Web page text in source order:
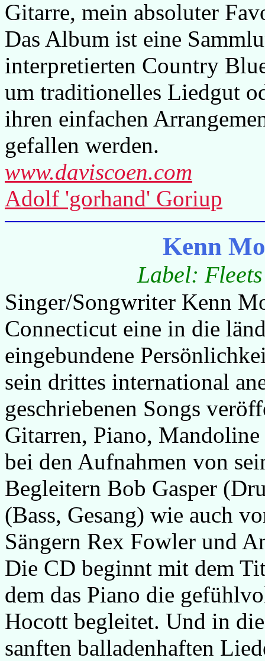
Gitarre, mein absoluter
Das Album ist eine
interpretierten Country
um traditionelles Liedgut
ihren einfachen
gefallen werden.
www.daviscoen.com
Adolf 'gorhand' Goriup
Kenn
Label:
Singer/Songwriter Kenn
Connecticut eine in die
eingebundene
sein drittes international
geschriebenen Songs
Gitarren, Piano,
bei den Aufnahmen von
Begleitern Bob Gasper
(Bass, Gesang) wie auch
Sängern Rex Fowler und
Die CD beginnt mit dem
dem das Piano die
Hocott begleitet. Und in
sanften balladenhaften